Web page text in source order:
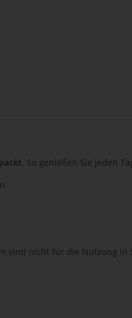
. So genießen Sie jeden
sind nicht für die Nutzung in